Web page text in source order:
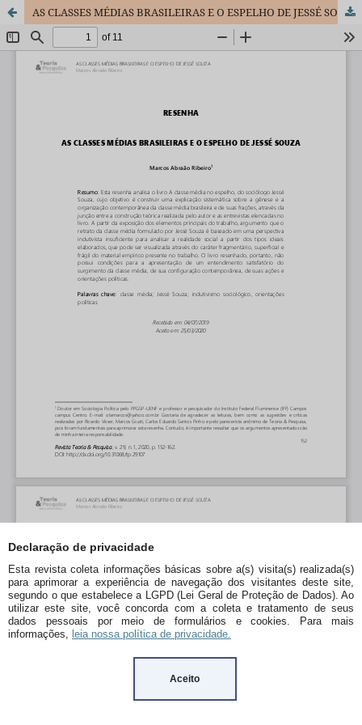
Declaração de privacidade
Esta revista coleta informações básicas sobre a(s) visita(s) realizada(s)
para aprimorar a experiência de navegação dos visitantes deste site,
segundo o que estabelece a LGPD (Lei Geral de Proteção de Dados). Ao
utilizar este site, você concorda com a coleta e tratamento de seus
dados pessoais por meio de formulários e cookies. Para mais
informações, leia nossa política de privacidade.
Aceito
AS CLASSES MÉDIAS BRASILEIRAS E O ESPELHO DE JESSÉ SOUZA